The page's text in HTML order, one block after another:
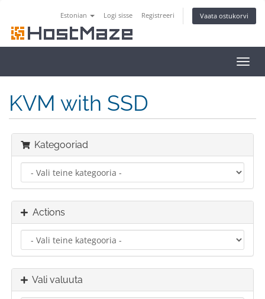
Estonian Logi sisse Registreeri Vaata ostukorvi
KVM with SSD
Kategooriad
Actions
Vali valuuta